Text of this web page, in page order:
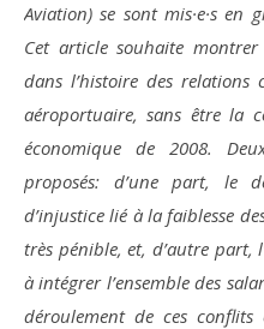
Aviation) se sont mis·e·s en
Cet article souhaite
dans l’histoire des
aéroportuaire, sans être la
économique de 2008.
proposés: d’une part, le
d’injustice lié à la faiblesse
très pénible, et, d’autre part,
à intégrer l’ensemble des
déroulement de ces